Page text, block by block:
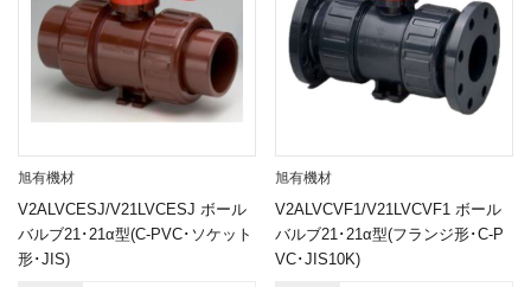
旭有機材
V2ALVCESJ/V21LVCESJ ボール
バルブ21･21α型(C-PVC･ソケット
形･JIS)
旭有機材
V2ALVCVF1/V21LVCVF1 ボール
バルブ21･21α型(フランジ形･C-P
VC･JIS10K)